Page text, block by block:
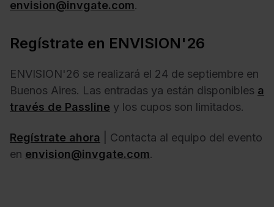
envision@invgate.com.
Regístrate en ENVISION'26
ENVISION'26 se realizará el 24 de septiembre en
Buenos Aires. Las entradas ya están disponibles a
través de Passline y los cupos son limitados.
Regístrate ahora | Contacta al equipo del evento
en envision@invgate.com.